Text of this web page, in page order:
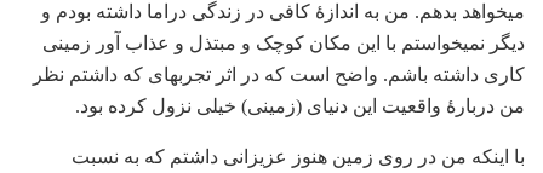
می‏خواهد بدهم. من به اندازۀ کافی در زندگی دراما داشته بودم و
دیگر نمی‏خواستم با این مکان کوچک و مبتذل و عذاب آور زمینی
کاری داشته باشم. واضح است که در اثر تجربه‏ای که داشتم نظر
من دربارۀ واقعیت این دنیای (زمینی) خیلی نزول کرده بود.
با اینکه من در روی زمین هنوز عزیزانی داشتم که به نسبت